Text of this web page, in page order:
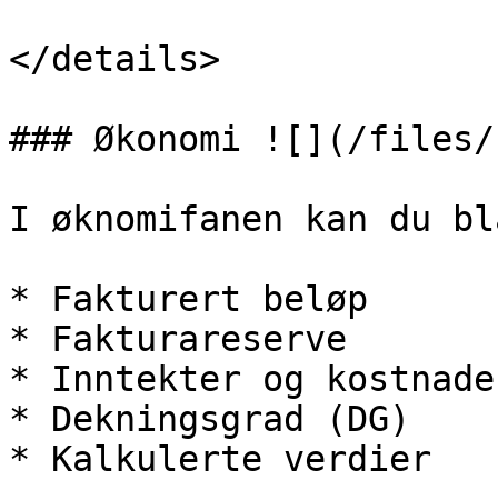
</details>
### Økonomi ![](/files/
I øknomifanen kan du
* Fakturert beløp
* Fakturareserve
* Inntekter og
* Dekningsgrad (DG)
* Kalkulerte verdier